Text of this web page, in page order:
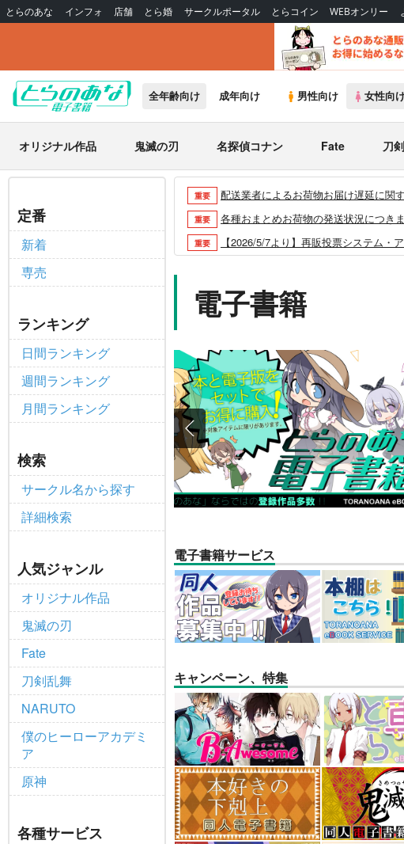
とらのあな インフォ 店舗 とら婚 サークルポータル とらコイン WEBオンリー
全年齢向け 成年向け 男性向け 女性向
オリジナル作品 鬼滅の刃 名探偵コナン Fate 刀
定番
新着
専売
ランキング
日間ランキング
週間ランキング
月間ランキング
検索
サークル名から探す
詳細検索
人気ジャンル
オリジナル作品
鬼滅の刃
Fate
刀剣乱舞
NARUTO
僕のヒーローアカデミ
ア
原神
各種サービス
重要 配送業者によるお荷物お届け遅延に関
重要 各種おまとめお荷物の発送状況につき
重要 【2026/5/7より】再販投票システム・
重要 おまとめサイクル「定期便(月2)」一般
重要 「とらのあな×駿河屋日本橋乙女同人
重要 個人情報保護方針の改定について（
重要 ポイント付与・管理体制改定のお知ら
全てのお知らせを見る
電子書籍
電子書籍サービス
キャンペーン、特集